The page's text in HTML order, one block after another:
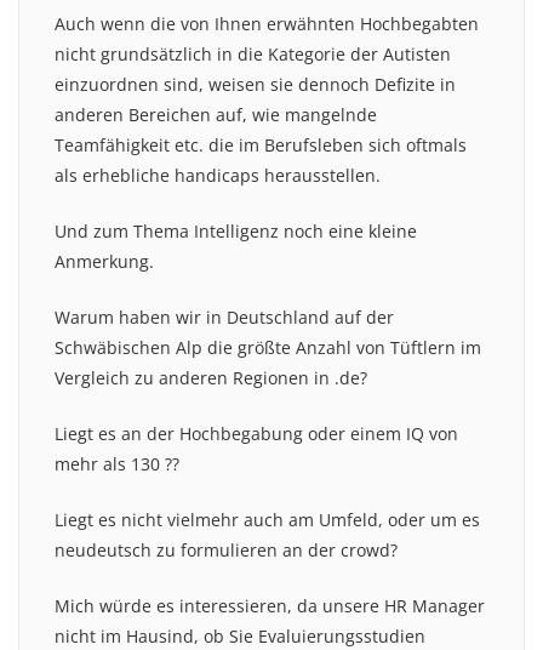
Auch wenn die von Ihnen erwähnten Hochbegabten
nicht grundsätzlich in die Kategorie der Autisten
einzuordnen sind, weisen sie dennoch Defizite in
anderen Bereichen auf, wie mangelnde
Teamfähigkeit etc. die im Berufsleben sich oftmals
als erhebliche handicaps herausstellen.
Und zum Thema Intelligenz noch eine kleine
Anmerkung.
Warum haben wir in Deutschland auf der
Schwäbischen Alp die größte Anzahl von Tüftlern im
Vergleich zu anderen Regionen in .de?
Liegt es an der Hochbegabung oder einem IQ von
mehr als 130 ??
Liegt es nicht vielmehr auch am Umfeld, oder um es
neudeutsch zu formulieren an der crowd?
Mich würde es interessieren, da unsere HR Manager
nicht im Hausind, ob Sie Evaluierungsstudien